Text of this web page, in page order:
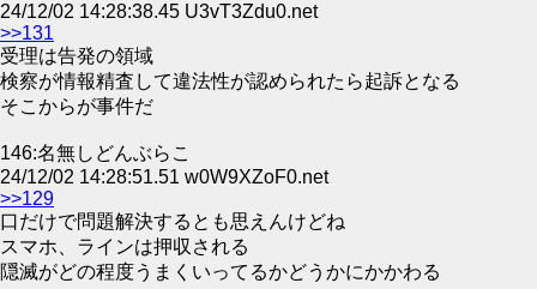
24/12/02 14:28:38.45 U3vT3Zdu0.net
>>131
受理は告発の領域
検察が情報精査して違法性が認められたら起訴となる
そこからが事件だ
146:名無しどんぶらこ
24/12/02 14:28:51.51 w0W9XZoF0.net
>>129
口だけで問題解決するとも思えんけどね
スマホ、ラインは押収される
隠滅がどの程度うまくいってるかどうかにかかわる